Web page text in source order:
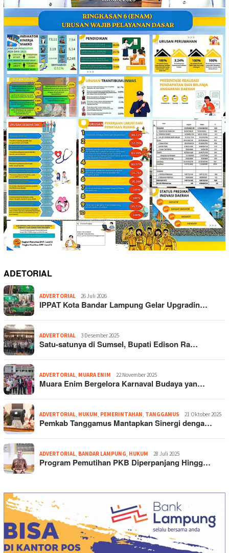
ADETORIAL
ADVERTORIAL 26 Juli 2026
IPPAT Kota Bandar Lampung Gelar Upgradin…
ADVERTORIAL 3 Desember 2025
Satu-satunya di Sumsel, Bupati Edison Ra…
ADVERTORIAL MUARA ENIM 22 November 2025
Muara Enim Bergelora Karnaval Budaya yan…
ADVERTORIAL HUKUM PEMERINTAHAN TANGGAMUS 21 Oktober 2025
Pemkab Tanggamus Mantapkan Sinergi denga…
ADVERTORIAL BANDAR LAMPUNG HUKUM 28 Juli 2025
Program Pemutihan PKB Diperpanjang Hingg…